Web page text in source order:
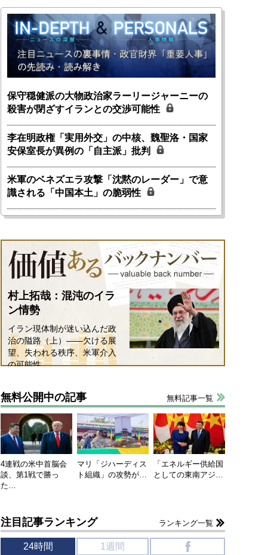
韓国にも理解してほしい「極東
1905年体制」における日米韓安
全保障協力の意味
千々和泰明
2026年5月15日
ホルムズ海峡危機で加速したエ
ネルギー転換が「中国依存」に
行き着くリスク
小山堅
2026年5月14日
保守穏健派の大物政治家ラーリージャーニーの
殺害が閉ざすイランとの交渉可能性
李在明政権「実用外交」の中核、魏聖洛・国家
安保室長が異例の「自主派」批判
米軍のベネズエラ攻撃「沈黙のレーダー」で意
識される「中国本土」の脆弱性
村上拓哉：混沌のイラ
ン情勢
イラン現体制が迷い込んだ政
治の隘路（上）――欠ける展
望、失われる秩序、米軍介入
の可能性
無料公開中の記事 無料記事一覧
4連戦の米中首脳会
談、第1戦で勝っ
た…
マリ「ジハーディス
ト組織」の攻勢が…
「エネルギー供給国
としての東南アジ…
注目記事ランキング ランキング一覧
24時間 1週間